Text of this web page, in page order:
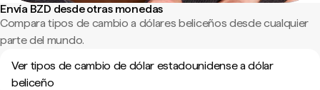
Envía BZD desde otras monedas
Compara tipos de cambio a dólares beliceños desde cualquier
parte del mundo.
Ver tipos de cambio de dólar estadounidense a dólar
beliceño